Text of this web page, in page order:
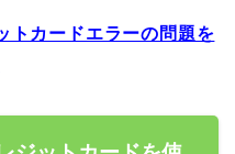
トカードエラーの問題を